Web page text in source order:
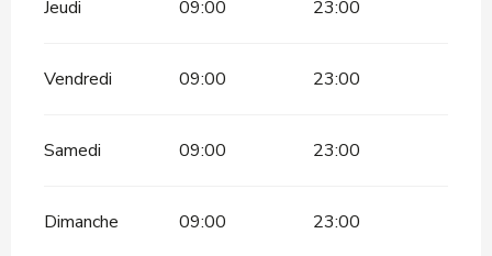
Jeudi 09:00 23:00
Vendredi 09:00 23:00
Samedi 09:00 23:00
Dimanche 09:00 23:00